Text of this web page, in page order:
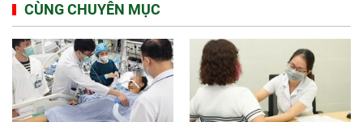
CÙNG CHUYÊN MỤC